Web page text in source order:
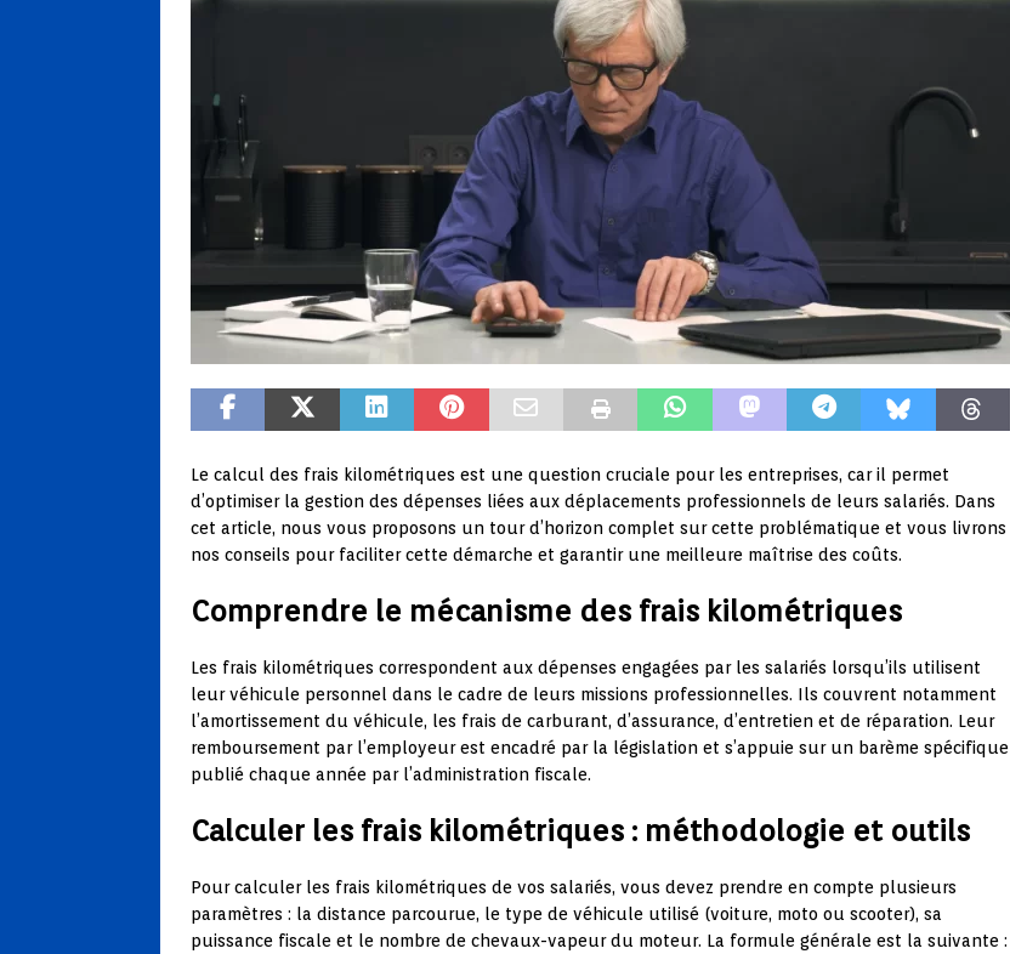
Le calcul des frais kilométriques est une question cruciale pour les entreprises, car il permet
d’optimiser la gestion des dépenses liées aux déplacements professionnels de leurs salariés. Dans
cet article, nous vous proposons un tour d’horizon complet sur cette problématique et vous livrons
nos conseils pour faciliter cette démarche et garantir une meilleure maîtrise des coûts.
Comprendre le mécanisme des frais kilométriques
Les frais kilométriques correspondent aux dépenses engagées par les salariés lorsqu’ils utilisent
leur véhicule personnel dans le cadre de leurs missions professionnelles. Ils couvrent notamment
l’amortissement du véhicule, les frais de carburant, d’assurance, d’entretien et de réparation. Leur
remboursement par l’employeur est encadré par la législation et s’appuie sur un barème spécifique
publié chaque année par l’administration fiscale.
Calculer les frais kilométriques : méthodologie et outils
Pour calculer les frais kilométriques de vos salariés, vous devez prendre en compte plusieurs
paramètres : la distance parcourue, le type de véhicule utilisé (voiture, moto ou scooter), sa
puissance fiscale et le nombre de chevaux-vapeur du moteur. La formule générale est la suivante :